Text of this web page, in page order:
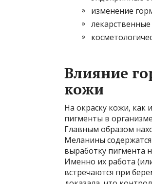
изменение
Влияние
кожи
На окраску кожи, как
пигменты в
Главным образом
Меланины
выработку пигмента
Именно их работа
встречаются при